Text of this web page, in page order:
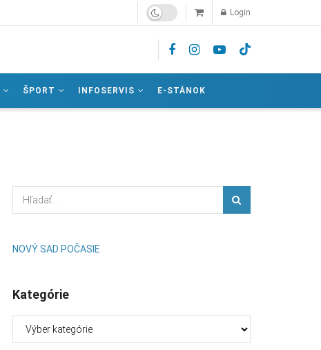
Login
ŠPORT INFOSERVIS E-STÁNOK
NOVÝ SAD POČASIE
Kategórie